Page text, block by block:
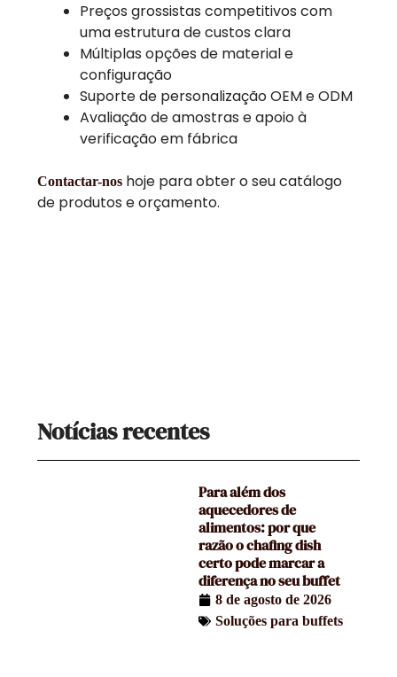
Preços grossistas competitivos com
uma estrutura de custos clara
Múltiplas opções de material e
configuração
Suporte de personalização OEM e ODM
Avaliação de amostras e apoio à
verificação em fábrica
Contactar-nos hoje para obter o seu catálogo
de produtos e orçamento.
Notícias recentes
Para além dos
aquecedores de
alimentos: por que
razão o chafing dish
certo pode marcar a
diferença no seu buffet
8 de agosto de 2026
Soluções para buffets